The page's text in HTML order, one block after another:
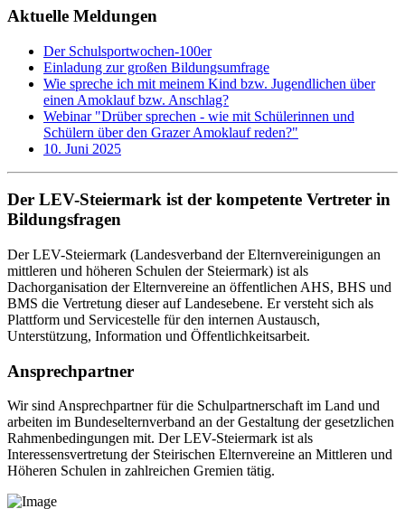
Aktuelle Meldungen
Der Schulsportwochen-100er
Einladung zur großen Bildungsumfrage
Wie spreche ich mit meinem Kind bzw. Jugendlichen über
einen Amoklauf bzw. Anschlag?
Webinar "Drüber sprechen - wie mit Schülerinnen und
Schülern über den Grazer Amoklauf reden?"
10. Juni 2025
Der LEV-Steiermark ist der kompetente Vertreter in
Bildungsfragen
Der LEV-Steiermark (Landesverband der Elternvereinigungen an
mittleren und höheren Schulen der Steiermark) ist als
Dachorganisation der Elternvereine an öffentlichen AHS, BHS und
BMS die Vertretung dieser auf Landesebene. Er versteht sich als
Plattform und Servicestelle für den internen Austausch,
Unterstützung, Information und Öffentlichkeitsarbeit.
Ansprechpartner
Wir sind Ansprechpartner für die Schulpartnerschaft im Land und
arbeiten im Bundeselternverband an der Gestaltung der gesetzlichen
Rahmenbedingungen mit. Der LEV-Steiermark ist als
Interessensvertretung der Steirischen Elternvereine an Mittleren und
Höheren Schulen in zahlreichen Gremien tätig.